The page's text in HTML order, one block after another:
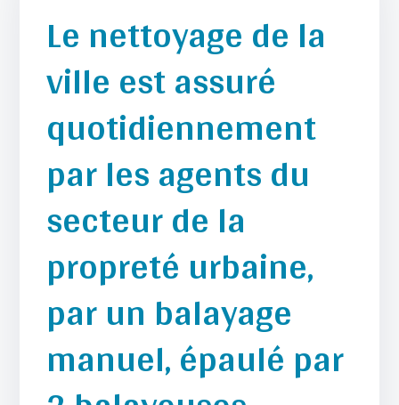
Le nettoyage de la
ville est assuré
quotidiennement
par les agents du
secteur de la
propreté urbaine,
par un balayage
manuel, épaulé par